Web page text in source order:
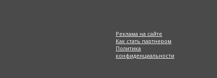
Реклама на сайте
Как стать партнером
Политика
конфиденциальности